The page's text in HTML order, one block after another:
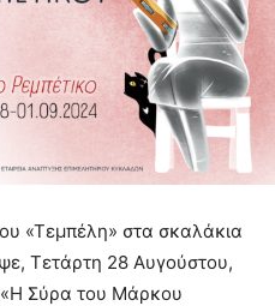
«Τεμπέλη» στα σκαλάκια
Τετάρτη 28 Αυγούστου,
«Η Σύρα του Μάρκου